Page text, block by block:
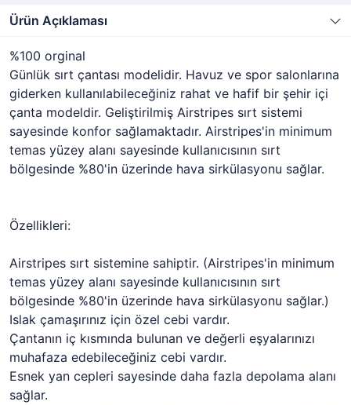
Ürün Açıklaması
%100 orginal
Günlük sırt çantası modelidir. Havuz ve spor salonlarına
giderken kullanılabileceğiniz rahat ve hafif bir şehir içi
çanta modeldir. Geliştirilmiş Airstripes sırt sistemi
sayesinde konfor sağlamaktadır. Airstripes'in minimum
temas yüzey alanı sayesinde kullanıcısının sırt
bölgesinde %80'in üzerinde hava sirkülasyonu sağlar.
Özellikleri:
Airstripes sırt sistemine sahiptir. (Airstripes'in minimum
temas yüzey alanı sayesinde kullanıcısının sırt
bölgesinde %80'in üzerinde hava sirkülasyonu sağlar.)
Islak çamaşırınız için özel cebi vardır.
Çantanın iç kısmında bulunan ve değerli eşyalarınızı
muhafaza edebileceğiniz cebi vardır.
Esnek yan cepleri sayesinde daha fazla depolama alanı
sağlar.